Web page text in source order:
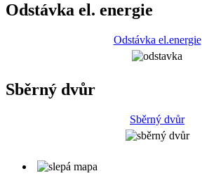
Odstávka el. energie
Odstávka el.energie
Sběrný dvůr
Sběrný dvůr